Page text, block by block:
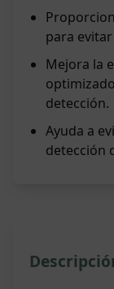
para
Mejora la
detección.
Ayuda a
detección